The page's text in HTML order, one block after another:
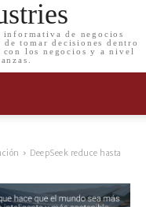
de negocios
tomar decisiones dentro
con los negocios y a nivel
DeepSeek reduce hasta